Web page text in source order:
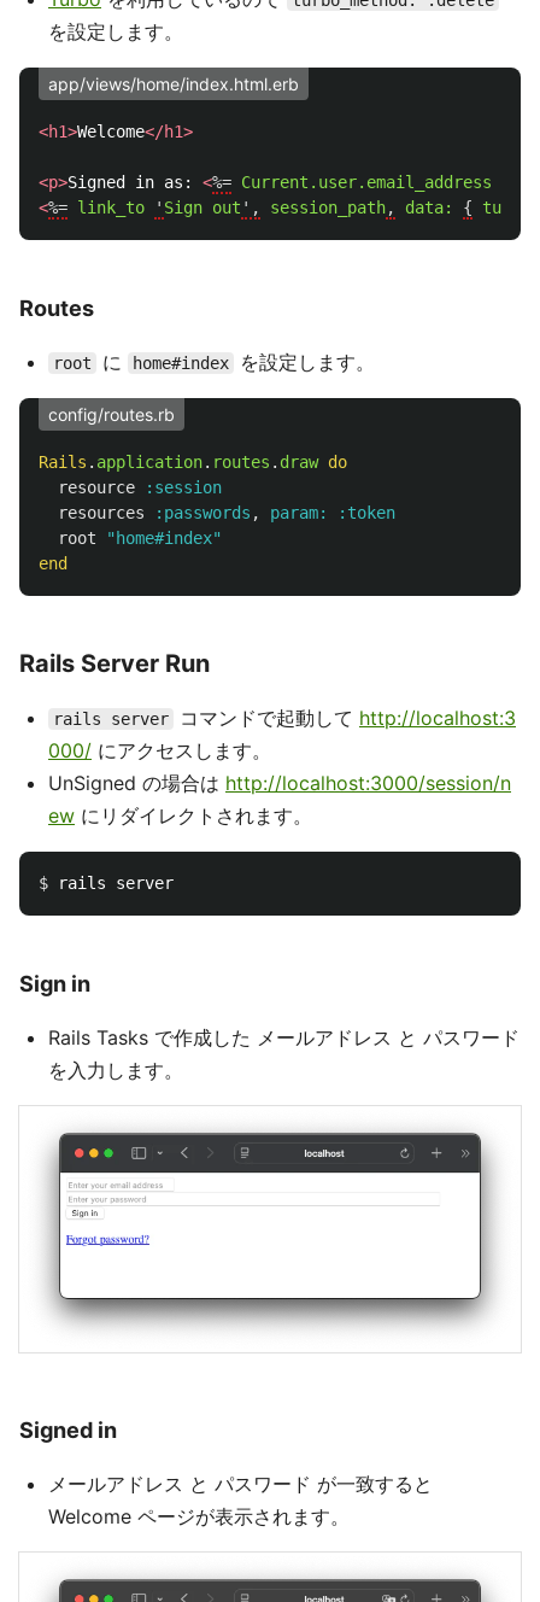
を設定します。
app/views/home/index.html.erb
<h1>Welcome</h1>
<p>Signed in as: <%= Current.user.email_address
<%= link_to ' Sign out ', session_path, data: {
Routes
root に home#index を設定します。
config/routes.rb
Rails . application. routes . draw do
resource
:session
resources
:passwords ,
param: :token
root
"home#index"
end
Rails Server Run
rails server コマンドで起動して http://localhost:3
000/ にアクセスします。
UnSigned の場合は http://localhost:3000/session/n
ew にリダイレクトされます。
$
Sign in
Rails Tasks で作成した メールアドレス と パスワード
を入力します。
Signed in
メールアドレス と パスワード が一致すると
Welcome ページが表示されます。